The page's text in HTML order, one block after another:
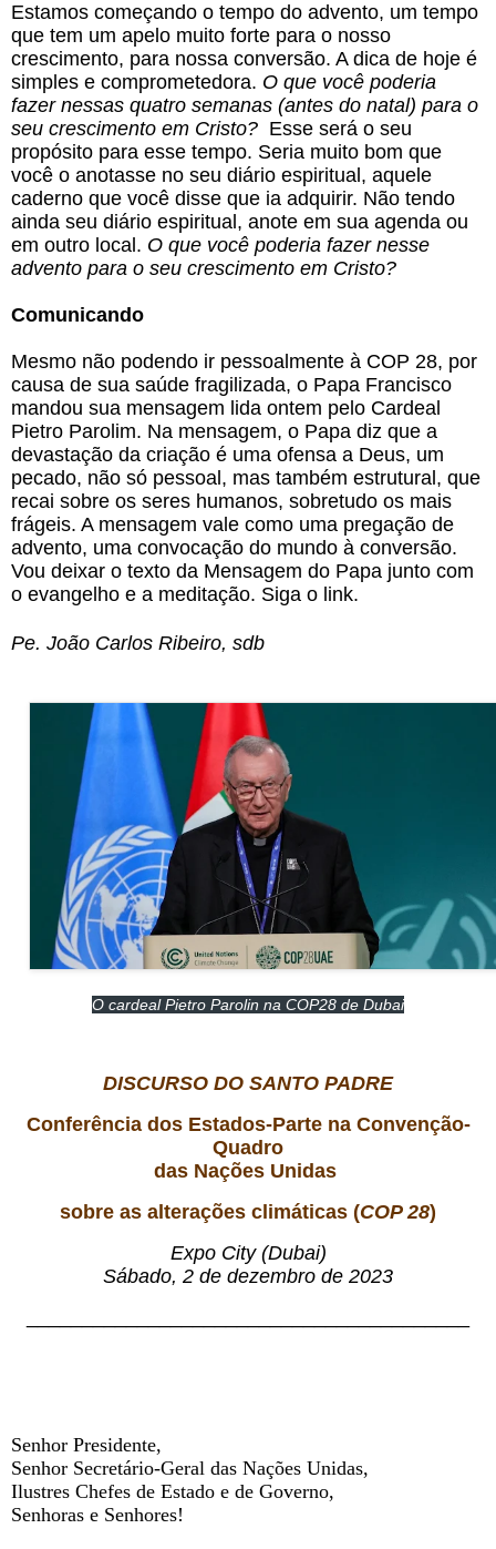
Estamos começando o tempo do advento, um tempo
que tem um apelo muito forte para o nosso
crescimento, para nossa conversão. A dica de hoje é
simples e comprometedora. O que você poderia
fazer nessas quatro semanas (antes do natal) para o
seu crescimento em Cristo? Esse será o seu
propósito para esse tempo. Seria muito bom que
você o anotasse no seu diário espiritual, aquele
caderno que você disse que ia adquirir. Não tendo
ainda seu diário espiritual, anote em sua agenda ou
em outro local. O que você poderia fazer nesse
advento para o seu crescimento em Cristo?
Comunicando
Mesmo não podendo ir pessoalmente à COP 28, por
causa de sua saúde fragilizada, o Papa Francisco
mandou sua mensagem lida ontem pelo Cardeal
Pietro Parolim. Na mensagem, o Papa diz que a
devastação da criação é uma ofensa a Deus, um
pecado, não só pessoal, mas também estrutural, que
recai sobre os seres humanos, sobretudo os mais
frágeis. A mensagem vale como uma pregação de
advento, uma convocação do mundo à conversão.
Vou deixar o texto da Mensagem do Papa junto com
o evangelho e a meditação. Siga o link.
Pe. João Carlos Ribeiro, sdb
O cardeal Pietro Parolin na COP28 de Dubai
DISCURSO DO SANTO PADRE
Conferência dos Estados-Parte na Convenção-
Quadro
das Nações Unidas
sobre as alterações climáticas (COP 28)
Expo City (Dubai)
Sábado, 2 de dezembro de 2023
Senhor Presidente,
Senhor Secretário-Geral das Nações Unidas,
Ilustres Chefes de Estado e de Governo,
Senhoras e Senhores!